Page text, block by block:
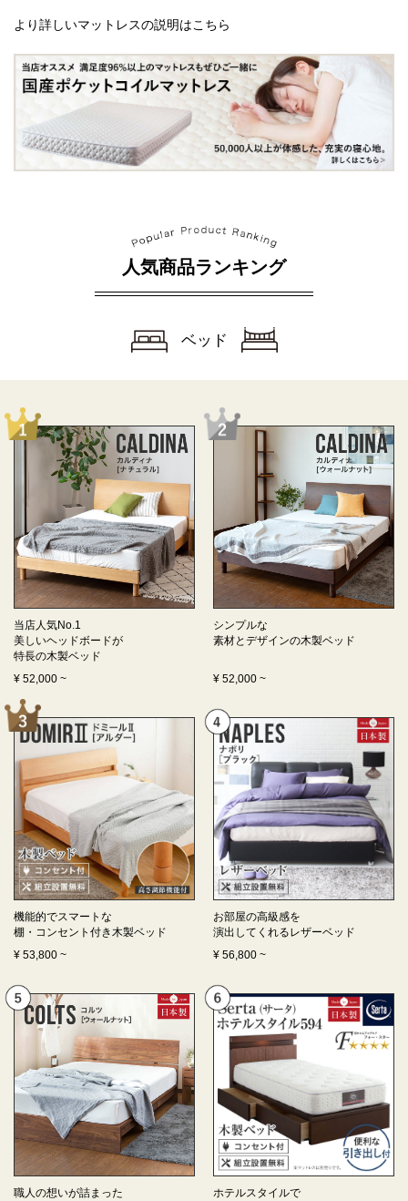
より詳しいマットレスの説明はこちら
人気商品ランキング
ベッド
当店人気No.1
美しいヘッドボードが
特長の木製ベッド
¥ 52,000 ~
シンプルな
素材とデザインの木製ベッド
¥ 52,000 ~
機能的でスマートな
棚・コンセント付き木製ベッド
¥ 53,800 ~
お部屋の高級感を
演出してくれるレザーベッド
¥ 56,800 ~
職人の想いが詰まった
ホテルスタイルで